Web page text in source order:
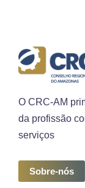
O CRC-AM
da profissão
serviços
Sobre-nós